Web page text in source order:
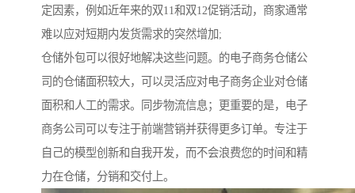
定因素，例如近年来的双11和双12促销活动，商家通常
难以应对短期内发货需求的突然增加;
仓储外包可以很好地解决这些问题。的电子商务仓储公
司的仓储面积较大，可以灵活应对电子商务企业对仓储
面积和人工的需求。同步物流信息；更重要的是，电子
商务公司可以专注于前端营销并获得更多订单。专注于
自己的模型创新和自我开发，而不会浪费您的时间和精
力在仓储，分销和交付上。